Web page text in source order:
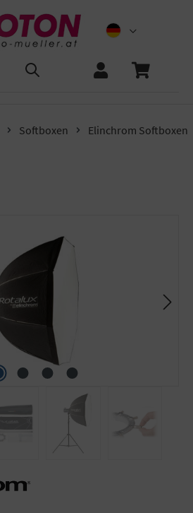
Softboxen
Elinchrom Softboxen